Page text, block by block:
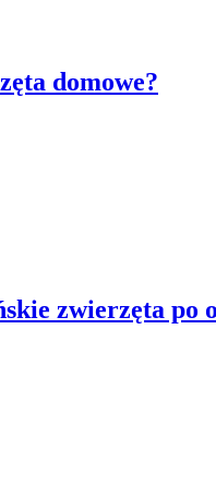
domowe?
zwierzęta po